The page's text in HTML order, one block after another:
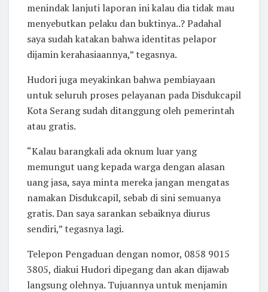
menindak lanjuti laporan ini kalau dia tidak mau
menyebutkan pelaku dan buktinya..? Padahal
saya sudah katakan bahwa identitas pelapor
dijamin kerahasiaannya,” tegasnya.
Hudori juga meyakinkan bahwa pembiayaan
untuk seluruh proses pelayanan pada Disdukcapil
Kota Serang sudah ditanggung oleh pemerintah
atau gratis.
“Kalau barangkali ada oknum luar yang
memungut uang kepada warga dengan alasan
uang jasa, saya minta mereka jangan mengatas
namakan Disdukcapil, sebab di sini semuanya
gratis. Dan saya sarankan sebaiknya diurus
sendiri,” tegasnya lagi.
Telepon Pengaduan dengan nomor, 0858 9015
3805, diakui Hudori dipegang dan akan dijawab
langsung olehnya. Tujuannya untuk menjamin